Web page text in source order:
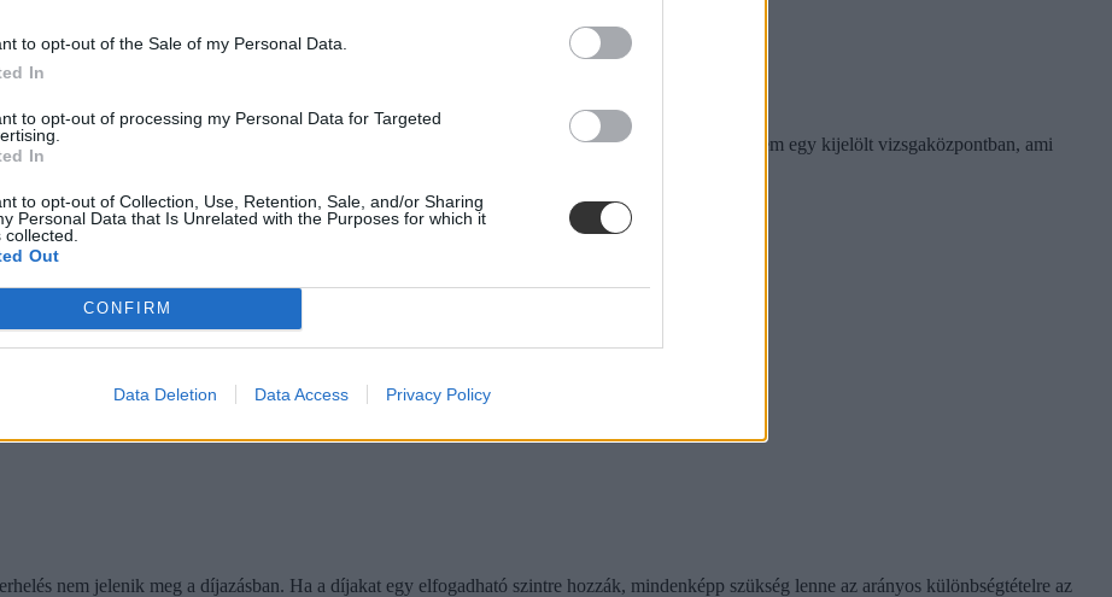
to opt-out of the Sale of my Personal Data.
In
to opt-out of processing my Personal Data for Targeted
In
to opt-out of Collection, Use, Retention, Sale, and/or Sharing
Personal Data that Is Unrelated with the Purposes for which it
collected.
Out
CONFIRM
Data Deletion Data Access Privacy Policy
jelent, hogy a javítást sokszor nem a pedagógus saját intézményében kell elvégezni, hanem egy kijelölt vizsgaközpontban, ami
nem jelenik meg a díjazásban. Ha a díjakat egy elfogadható szintre hozzák, mindenképp szükség lenne az arányos különbségtételre az